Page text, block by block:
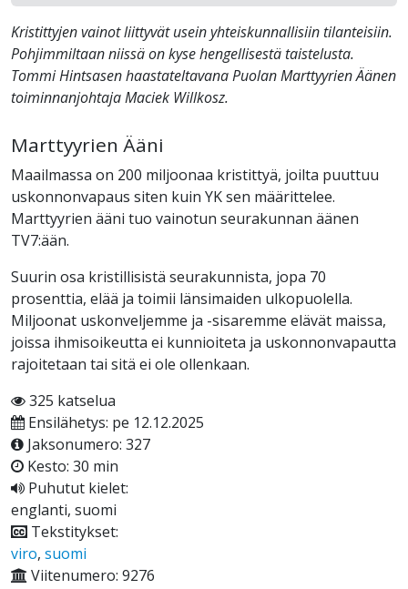
Kristittyjen vainot liittyvät usein yhteiskunnallisiin tilanteisiin.
Pohjimmiltaan niissä on kyse hengellisestä taistelusta.
Tommi Hintsasen haastateltavana Puolan Marttyyrien Äänen
toiminnanjohtaja Maciek Willkosz.
Marttyyrien Ääni
Maailmassa on 200 miljoonaa kristittyä, joilta puuttuu
uskonnonvapaus siten kuin YK sen määrittelee.
Marttyyrien ääni tuo vainotun seurakunnan äänen
TV7:ään.
Suurin osa kristillisistä seurakunnista, jopa 70
prosenttia, elää ja toimii länsimaiden ulkopuolella.
Miljoonat uskonveljemme ja -sisaremme elävät maissa,
joissa ihmisoikeutta ei kunnioiteta ja uskonnonvapautta
rajoitetaan tai sitä ei ole ollenkaan.
325 katselua
Ensilähetys: pe 12.12.2025
Jaksonumero: 327
Kesto: 30 min
Puhutut kielet:
englanti, suomi
Tekstitykset:
viro, suomi
Viitenumero: 9276